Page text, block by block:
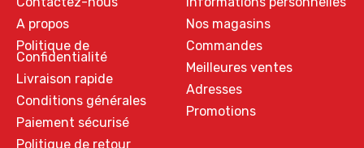
A propos
Politique de
Confidentialité
Livraison rapide
Conditions générales
Paiement sécurisé
Politique de retour
Nos magasins
Commandes
Meilleures ventes
Adresses
Promotions